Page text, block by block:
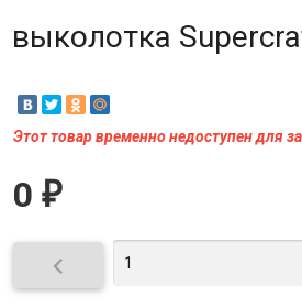
выколотка
Этот товар временно недоступен для
0 ₽
